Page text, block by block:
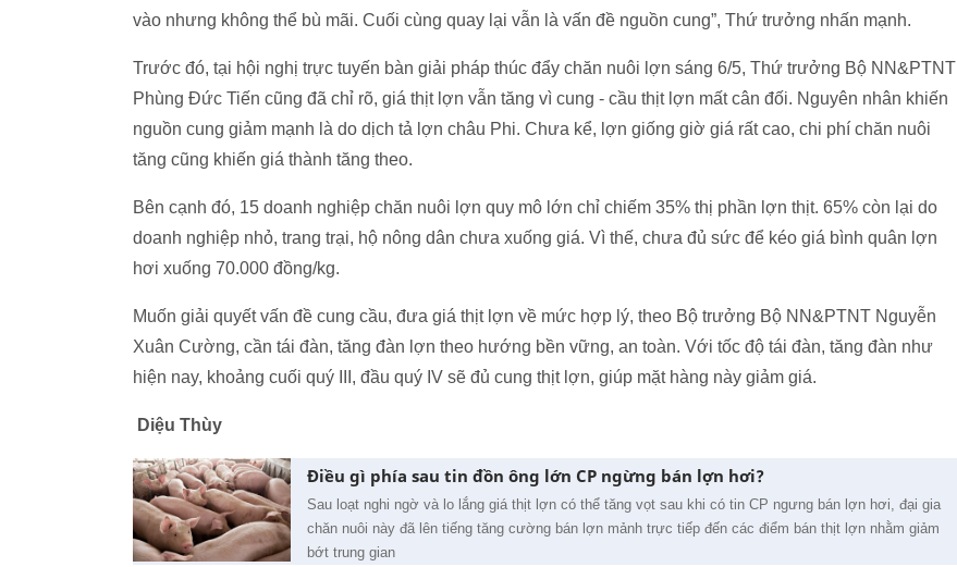
vào nhưng không thể bù mãi. Cuối cùng quay lại vẫn là vấn đề nguồn cung”, Thứ trưởng nhấn mạnh.
Trước đó, tại hội nghị trực tuyến bàn giải pháp thúc đẩy chăn nuôi lợn sáng 6/5, Thứ trưởng Bộ NN&PTNT
Phùng Đức Tiến cũng đã chỉ rõ, giá thịt lợn vẫn tăng vì cung - cầu thịt lợn mất cân đối. Nguyên nhân khiến
nguồn cung giảm mạnh là do dịch tả lợn châu Phi. Chưa kể, lợn giống giờ giá rất cao, chi phí chăn nuôi
tăng cũng khiến giá thành tăng theo.
Bên cạnh đó, 15 doanh nghiệp chăn nuôi lợn quy mô lớn chỉ chiếm 35% thị phần lợn thịt. 65% còn lại do
doanh nghiệp nhỏ, trang trại, hộ nông dân chưa xuống giá. Vì thế, chưa đủ sức để kéo giá bình quân lợn
hơi xuống 70.000 đồng/kg.
Muốn giải quyết vấn đề cung cầu, đưa giá thịt lợn về mức hợp lý, theo Bộ trưởng Bộ NN&PTNT Nguyễn
Xuân Cường, cần tái đàn, tăng đàn lợn theo hướng bền vững, an toàn. Với tốc độ tái đàn, tăng đàn như
hiện nay, khoảng cuối quý III, đầu quý IV sẽ đủ cung thịt lợn, giúp mặt hàng này giảm giá.
Diệu Thùy
Điều gì phía sau tin đồn ông lớn CP ngừng bán lợn hơi?
Sau loạt nghi ngờ và lo lắng giá thịt lợn có thể tăng vọt sau khi có tin CP ngưng bán lợn hơi, đại gia
chăn nuôi này đã lên tiếng tăng cường bán lợn mảnh trực tiếp đến các điểm bán thịt lợn nhằm giảm
bớt trung gian